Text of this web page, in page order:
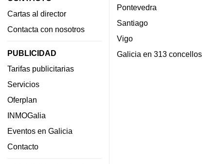
Cartas al director
Contacta con nosotros
PUBLICIDAD
Tarifas publicitarias
Servicios
Oferplan
INMOGalia
Eventos en Galicia
Contacto
Pontevedra
Santiago
Vigo
Galicia en 313 concellos